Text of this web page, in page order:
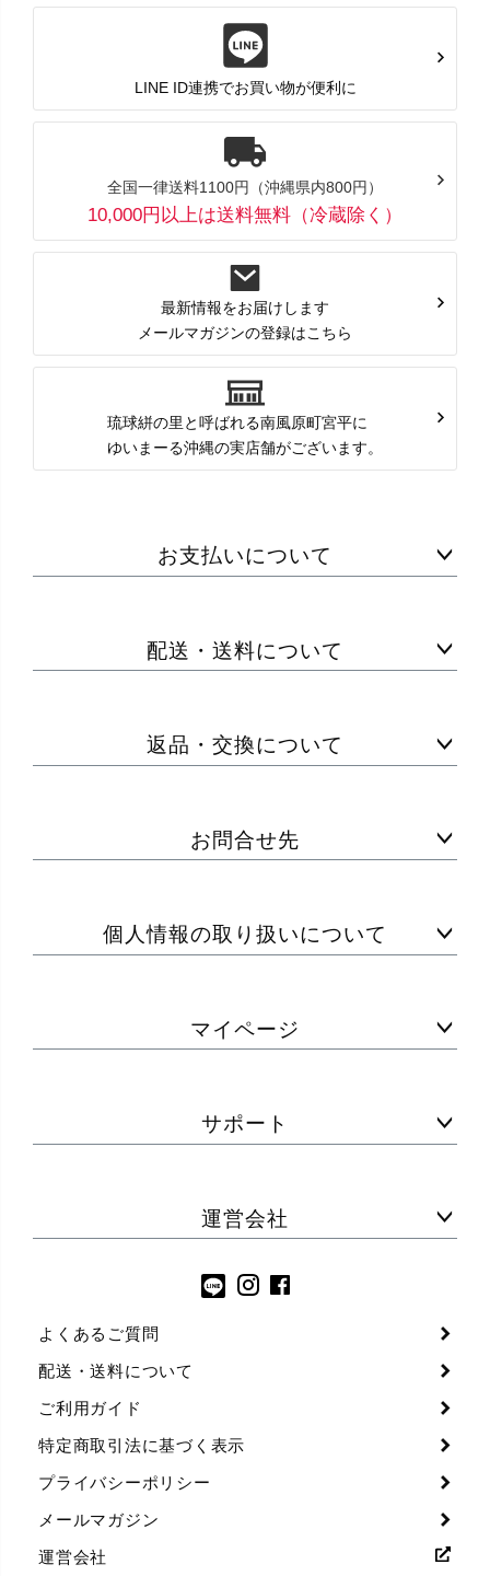
LINE ID連携でお買い物が便利に
全国一律送料1100円（沖縄県内800円）
10,000円以上は送料無料（冷蔵除く）
最新情報をお届けします
メールマガジンの登録はこちら
琉球絣の里と呼ばれる南風原町宮平に
ゆいまーる沖縄の実店舗がございます。
お支払いについて
配送・送料について
返品・交換について
お問合せ先
個人情報の取り扱いについて
マイページ
サポート
運営会社
よくあるご質問
配送・送料について
ご利用ガイド
特定商取引法に基づく表示
プライバシーポリシー
メールマガジン
運営会社